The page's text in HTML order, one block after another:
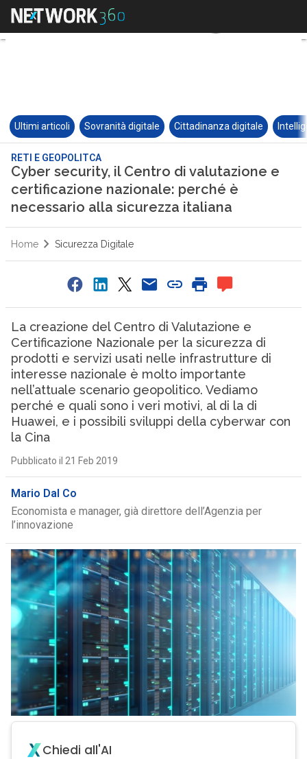
Ultimi articoli Sovranità digitale Cittadinanza digitale
RETI E GEOPOLITCA
Cyber security, il Centro di valutazione e
certificazione nazionale: perché è
necessario alla sicurezza italiana
Home Sicurezza Digitale
La creazione del Centro di Valutazione e
Certificazione Nazionale per la sicurezza di
prodotti e servizi usati nelle infrastrutture di
interesse nazionale è molto importante
nell’attuale scenario geopolitico. Vediamo
perché e quali sono i veri motivi, al di la di
Huawei, e i possibili sviluppi della cyberwar con
la Cina
Pubblicato il 21 Feb 2019
Mario Dal Co
Economista e manager, già direttore dell’Agenzia per
l’innovazione
Chiedi all'AI